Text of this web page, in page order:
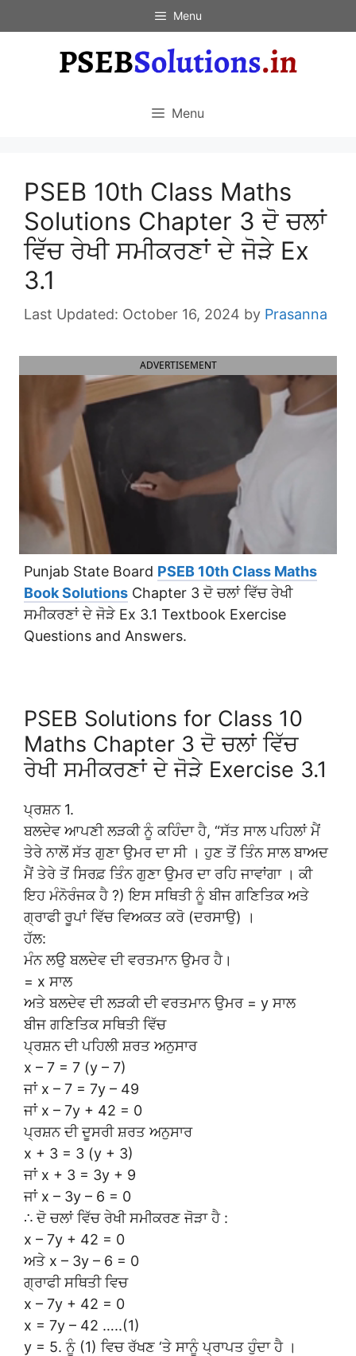
to
Menu
Menu
PSEB 10th Class Maths
Solutions Chapter 3 ਦੋ ਚਲਾਂ
ਵਿੱਚ ਰੇਖੀ ਸਮੀਕਰਣਾਂ ਦੇ ਜੋੜੇ Ex
3.1
October 16, 2024 by Prasanna
ADVERTISEMENT
Punjab State Board PSEB 10th Class Maths
Book Solutions Chapter 3 ਦੋ ਚਲਾਂ ਵਿੱਚ ਰੇਖੀ
ਸਮੀਕਰਣਾਂ ਦੇ ਜੋੜੇ Ex 3.1 Textbook Exercise
Questions and Answers.
PSEB Solutions for Class 10
Maths Chapter 3 ਦੋ ਚਲਾਂ ਵਿੱਚ
ਰੇਖੀ ਸਮੀਕਰਣਾਂ ਦੇ ਜੋੜੇ Exercise 3.1
ਪ੍ਰਸ਼ਨ 1.
ਬਲਦੇਵ ਆਪਣੀ ਲੜਕੀ ਨੂੰ ਕਹਿੰਦਾ ਹੈ, “ਸੱਤ ਸਾਲ ਪਹਿਲਾਂ ਮੈਂ
ਤੇਰੇ ਨਾਲੋਂ ਸੱਤ ਗੁਣਾ ਉਮਰ ਦਾ ਸੀ । ਹੁਣ ਤੋਂ ਤਿੰਨ ਸਾਲ ਬਾਅਦ
ਮੈਂ ਤੇਰੇ ਤੋਂ ਸਿਰਫ਼ ਤਿੰਨ ਗੁਣਾ ਉਮਰ ਦਾ ਰਹਿ ਜਾਵਾਂਗਾ । ਕੀ
ਇਹ ਮੰਨੋਰੰਜਕ ਹੈ ?) ਇਸ ਸਥਿਤੀ ਨੂੰ ਬੀਜ ਗਣਿਤਿਕ ਅਤੇ
ਗ੍ਰਾਫੀ ਰੂਪਾਂ ਵਿੱਚ ਵਿਅਕਤ ਕਰੋ (ਦਰਸਾਉ) ।
ਹੱਲ:
ਮੰਨ ਲਉ ਬਲਦੇਵ ਦੀ ਵਰਤਮਾਨ ਉਮਰ ਹੈ।
= x ਸਾਲ
ਅਤੇ ਬਲਦੇਵ ਦੀ ਲੜਕੀ ਦੀ ਵਰਤਮਾਨ ਉਮਰ = y ਸਾਲ
ਬੀਜ ਗਣਿਤਿਕ ਸਥਿਤੀ ਵਿੱਚ
ਪ੍ਰਸ਼ਨ ਦੀ ਪਹਿਲੀ ਸ਼ਰਤ ਅਨੁਸਾਰ
x – 7 = 7 (y – 7)
ਜਾਂ x – 7 = 7y – 49
ਜਾਂ x – 7y + 42 = 0
ਪ੍ਰਸ਼ਨ ਦੀ ਦੂਸਰੀ ਸ਼ਰਤ ਅਨੁਸਾਰ
x + 3 = 3 (y + 3)
ਜਾਂ x + 3 = 3y + 9
ਜਾਂ x – 3y – 6 = 0
∴ ਦੋ ਚਲਾਂ ਵਿੱਚ ਰੇਖੀ ਸਮੀਕਰਣ ਜੋੜਾ ਹੈ :
x – 7y + 42 = 0
ਅਤੇ x – 3y – 6 = 0
ਗ੍ਰਾਫੀ ਸਥਿਤੀ ਵਿਚ
x – 7y + 42 = 0
x = 7y – 42 …..(1)
y = 5. ਨੂੰ (1) ਵਿਚ ਰੱਖਣ ‘ਤੇ ਸਾਨੂੰ ਪ੍ਰਾਪਤ ਹੁੰਦਾ ਹੈ ।